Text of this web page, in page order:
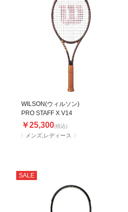
メンズ,レディース
WILSON(ウィルソン)
PRO STAFF X V14
￥25,300(税込)
SALE